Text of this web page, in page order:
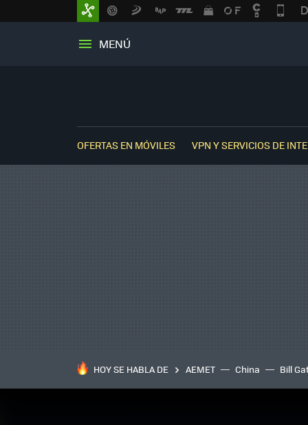
MENÚ
OFERTAS EN MÓVILES VPN Y SERVICIOS DE
HOY SE HABLA DE AEMET China Bill